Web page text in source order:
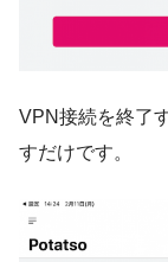
VPN接続を終了
すだけです。